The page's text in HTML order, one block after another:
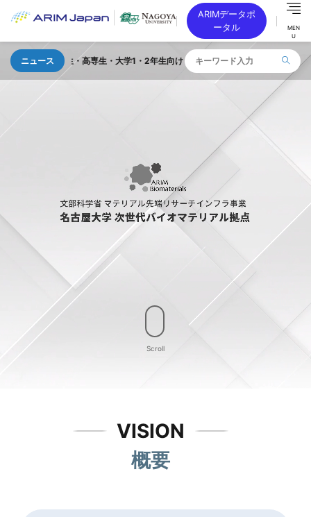
ARIMデータポ
ータル
MEN
U
ニュース
高校生・高専生・大学1・2年生向け 「TOKAI SEMICON DAY」を 2026年8月
Scroll
VISION
概要